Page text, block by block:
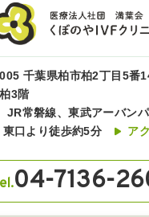
千葉県柏市柏2丁目5番
3階
常磐線、東武アーバン
東口より徒歩約5分
ア
04-7136-